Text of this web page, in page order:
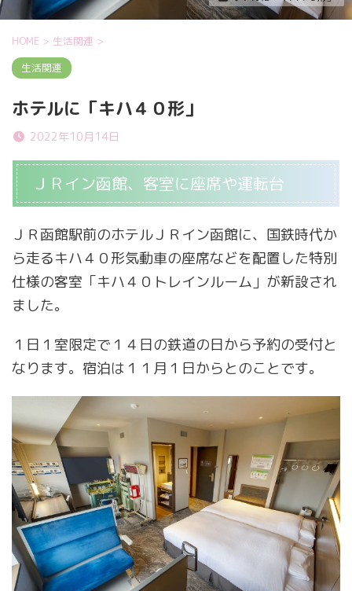
HOME > 生活関連 >
生活関連
ホテルに「キハ４０形」
2022年10月14日
ＪＲイン函館、客室に座席や運転台
ＪＲ函館駅前のホテルＪＲイン函館に、国鉄時代か
ら走るキハ４０形気動車の座席などを配置した特別
仕様の客室「キハ４０トレインルーム」が新設され
ました。
１日１室限定で１４日の鉄道の日から予約の受付と
なります。宿泊は１１月１日からとのことです。